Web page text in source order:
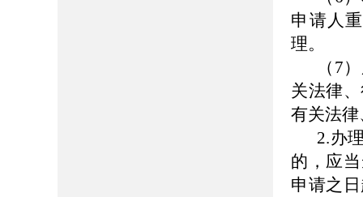
申请人
理。
（7
关法律
有关法
2.办
的，应
申请之